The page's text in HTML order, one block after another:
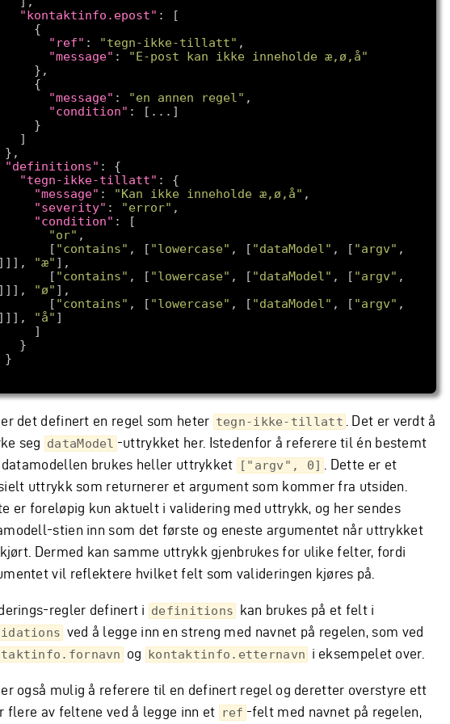
"kontaktinfo.epost"
"ref" : "tegn-ikke-tillatt"
"message" :
"E-post kan ikke inneholde æ,ø,å"
"message" : "en annen regel"
"condition"
"definitions"
"tegn-ikke-tillatt"
"message" : "Kan ikke inneholde æ,ø,å"
"severity" : "error"
"condition"
"or"
        [
"contains" , [ "lowercase" , [ "dataModel" , [ "argv"
]]], "æ"
        [
"contains" , [ "lowercase" , [ "dataModel" , [ "argv"
]]], "ø"
        [
"contains" , [ "lowercase" , [ "dataModel" , [ "argv"
]]], "å"
er det definert en regel som heter tegn-ikke-tillatt
. Det er verdt å
seg dataModel -uttrykket her. Istedenfor å referere til én bestemt
brukes heller uttrykket
["argv", 0]
. Dette er et
uttrykk som returnerer et argument som kommer fra utsiden.
er foreløpig kun aktuelt i validering med uttrykk, og her sendes
stien inn som det første og eneste argumentet når uttrykket
Dermed kan samme uttrykk gjenbrukes for ulike felter, fordi
vil reflektere hvilket felt som valideringen kjøres på.
regler definert i definitions kan brukes på et felt i
ved å legge inn en streng med navnet på regelen, som ved
og kontaktinfo.etternavn i eksempelet over.
også mulig å referere til en definert regel og deretter overstyre ett
flere av feltene ved å legge inn et ref -felt med navnet på regelen,